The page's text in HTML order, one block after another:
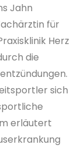
Jahn
für
Herz
die
sich
erläutert